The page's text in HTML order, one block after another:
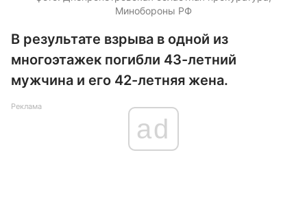
Минобороны РФ
В результате взрыва в одной из
многоэтажек погибли 43-летний
мужчина и его 42-летняя жена.
Реклама
ad